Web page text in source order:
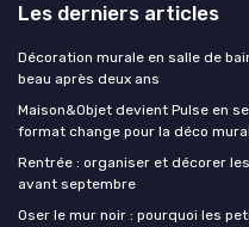
Les derniers articles
Décoration murale en salle de
beau après deux ans
Maison&Objet devient Pulse en
format change pour la déco
Rentrée : organiser et décorer
avant septembre
Oser le mur noir : pourquoi les